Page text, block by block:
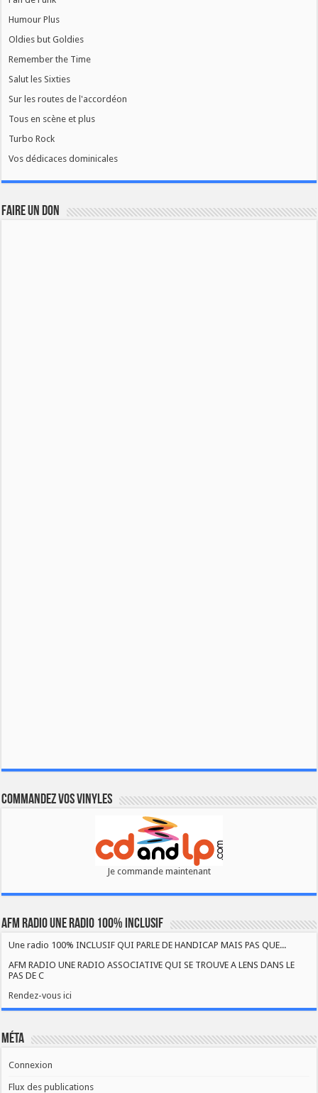
Humour Plus
Oldies but Goldies
Remember the Time
Salut les Sixties
Sur les routes de l'accordéon
Tous en scène et plus
Turbo Rock
Vos dédicaces dominicales
FAIRE UN DON
Commandez vos vinyles
Je commande maintenant
AFM RADIO UNE RADIO 100% INCLUSIF
Une radio 100% INCLUSIF QUI PARLE DE HANDICAP MAIS PAS QUE...
AFM RADIO UNE RADIO ASSOCIATIVE QUI SE TROUVE A LENS DANS LE
PAS DE C
Rendez-vous ici
Méta
Connexion
Flux des publications